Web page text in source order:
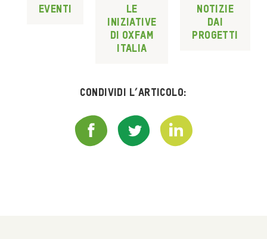
Eventi
Le
iniziative
di Oxfam
Italia
Notizie
dai
progetti
Condividi l’articolo: